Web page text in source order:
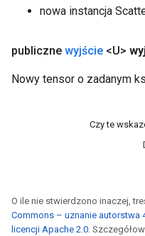
nowa instancja
publiczne wyjście <U>
Nowy tensor o zadanym
Czy te
O ile nie stwierdzono inaczej,
Commons – uznanie autorstwa
licencji Apache 2.0.